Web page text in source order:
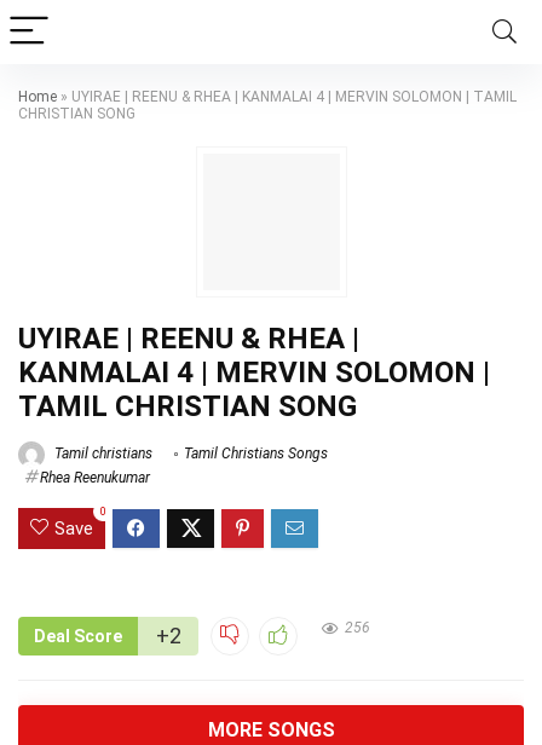
Home » UYIRAE | REENU & RHEA | KANMALAI 4 | MERVIN SOLOMON | TAMIL
CHRISTIAN SONG
UYIRAE | REENU & RHEA |
KANMALAI 4 | MERVIN SOLOMON |
TAMIL CHRISTIAN SONG
Tamil christians
Tamil Christians Songs
Rhea Reenukumar
Save
0
Deal Score +2 256
MORE SONGS